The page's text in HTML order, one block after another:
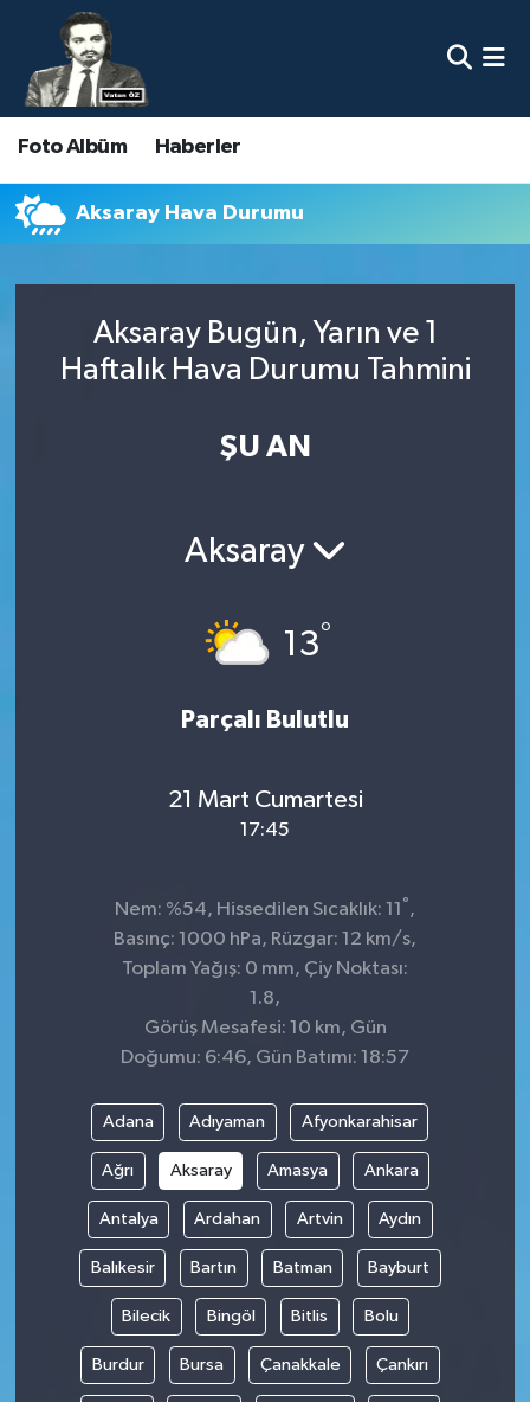
Foto Albüm Haberler
Aksaray Hava Durumu
Aksaray Bugün, Yarın ve 1
Haftalık Hava Durumu Tahmini
ŞU AN
Aksaray
13°
Parçalı Bulutlu
21 Mart Cumartesi
17:45
Nem: %54, Hissedilen Sıcaklık: 11 ° ,
Basınç: 1000 hPa, Rüzgar: 12 km/s,
Toplam Yağış: 0 mm, Çiy Noktası:
1.8,
Görüş Mesafesi: 10 km, Gün
Doğumu: 6:46, Gün Batımı: 18:57
Adana Adıyaman Afyonkarahisar
Ağrı Aksaray Amasya Ankara
Antalya Ardahan Artvin Aydın
Balıkesir Bartın Batman Bayburt
Bilecik Bingöl Bitlis Bolu
Burdur Bursa Çanakkale Çankırı
Nöbetçi Eczaneler
Hava Durumu
Namaz Vakitleri
Süper Lig Puan Durumu ve Fikstür
Son Dakika Haberleri